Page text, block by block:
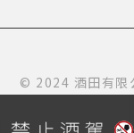
© 2024 酒田有